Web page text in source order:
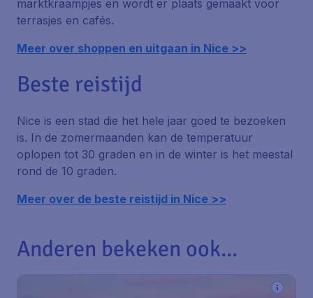
marktkraampjes en wordt er plaats gemaakt voor
terrasjes en cafés.
Meer over shoppen en uitgaan in Nice >>
Beste reistijd
Nice is een stad die het hele jaar goed te bezoeken
is. In de zomermaanden kan de temperatuur
oplopen tot 30 graden en in de winter is het meestal
rond de 10 graden.
Meer over de beste reistijd in Nice >>
Anderen bekeken ook...